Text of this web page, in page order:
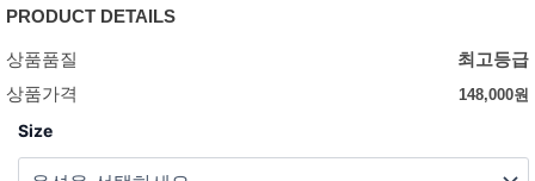
PRODUCT DETAILS
상품품질
최고등급
상품가격
148,000원
Size